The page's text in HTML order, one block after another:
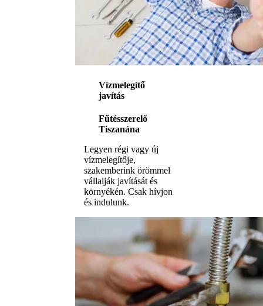
Vízmelegítő
javítás
Fűtésszerelő
Tiszanána
Legyen régi vagy új
vízmelegítője,
szakemberink örömmel
vállalják javítását és
környékén. Csak hívjon
és indulunk.